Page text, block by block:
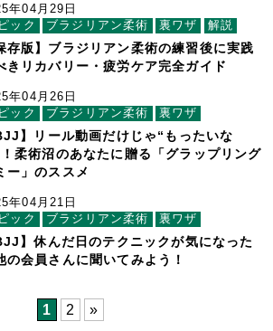
年04月29日
ック
ブラジリアン柔術 裏ワザ 解説
存版】ブラジリアン柔術の練習後に実践
きリカバリー・疲労ケア完全ガイド
年04月26日
ック
ブラジリアン柔術 裏ワザ
】リール動画だけじゃ“もったいな
柔術沼のあなたに贈る「グラップリング
ー」のススメ
年04月21日
ック
ブラジリアン柔術 裏ワザ
】休んだ日のテクニックが気になった
の会員さんに聞いてみよう！
1 2 »